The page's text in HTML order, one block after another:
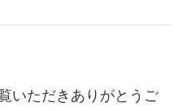
いただきありがとうご